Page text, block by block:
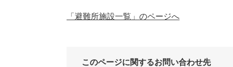
「避難所施設一覧」のページへ
このページに関するお問い合わせ先